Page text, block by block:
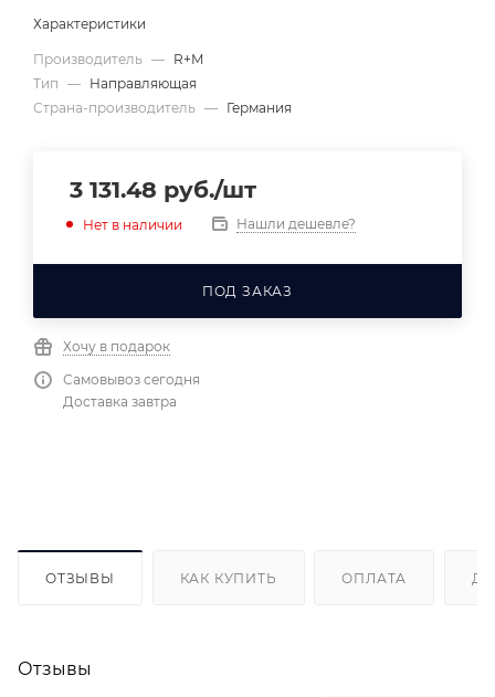
Характеристики
Производитель — R+M
Тип — Направляющая
Страна-производитель — Германия
3 131.48 руб./шт
Нет в наличии Нашли дешевле?
ПОД ЗАКАЗ
Хочу в подарок
Самовывоз сегодня
Доставка завтра
ОТЗЫВЫ КАК КУПИТЬ ОПЛАТА
Отзывы